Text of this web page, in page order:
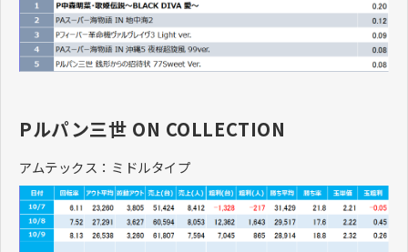
Pルパン三世 ON COLLECTION
アムテックス：ミドルタイプ